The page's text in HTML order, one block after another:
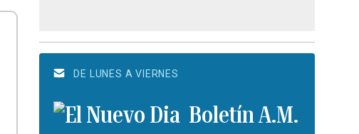
DE LUNES A VIERNES
Boletín A.M.